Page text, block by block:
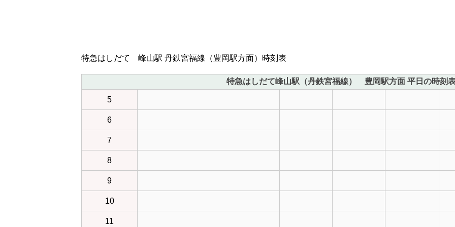
特急はしだて 峰山駅 丹鉄宮福線（豊岡駅方面）時刻表
特急はしだて峰山駅（丹鉄宮福線） 豊岡駅方面 平日の時刻
5
6
7
8
9
10
11